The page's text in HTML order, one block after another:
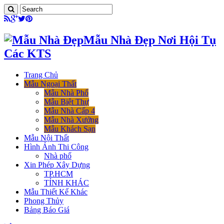
Mẫu Nhà Đẹp Nơi Hội Tụ
Các KTS
Trang Chủ
Mẫu Ngoại Thất
Mẫu Nhà Phố
Mẫu Biệt Thự
Mẫu Nhà Cấp 4
Mẫu Nhà Xưởng
Mẫu Khách Sạn
Mẫu Nội Thất
Hình Ảnh Thi Công
Nhà phố
Xin Phép Xây Dựng
TP.HCM
TỈNH KHÁC
Mẫu Thiết Kế Khác
Phong Thủy
Bảng Báo Giá